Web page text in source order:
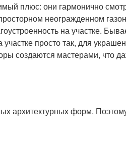
плюс: они гармонично
неогражденном
на участке.
просто так, для
создаются мастерами, что
архитектурных форм.